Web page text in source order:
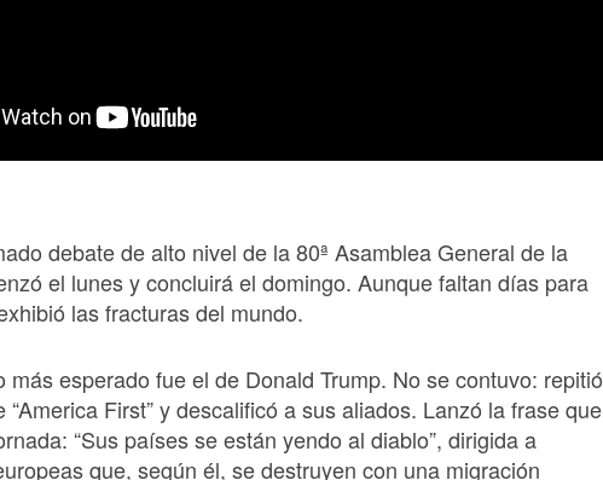
debate de alto nivel de la 80ª Asamblea General de la
el lunes y concluirá el domingo. Aunque faltan días para
las fracturas del mundo.
más esperado fue el de Donald Trump. No se contuvo: repitió
“America First” y descalificó a sus aliados. Lanzó la frase que
“Sus países se están yendo al diablo”, dirigida a
que, según él, se destruyen con una migración